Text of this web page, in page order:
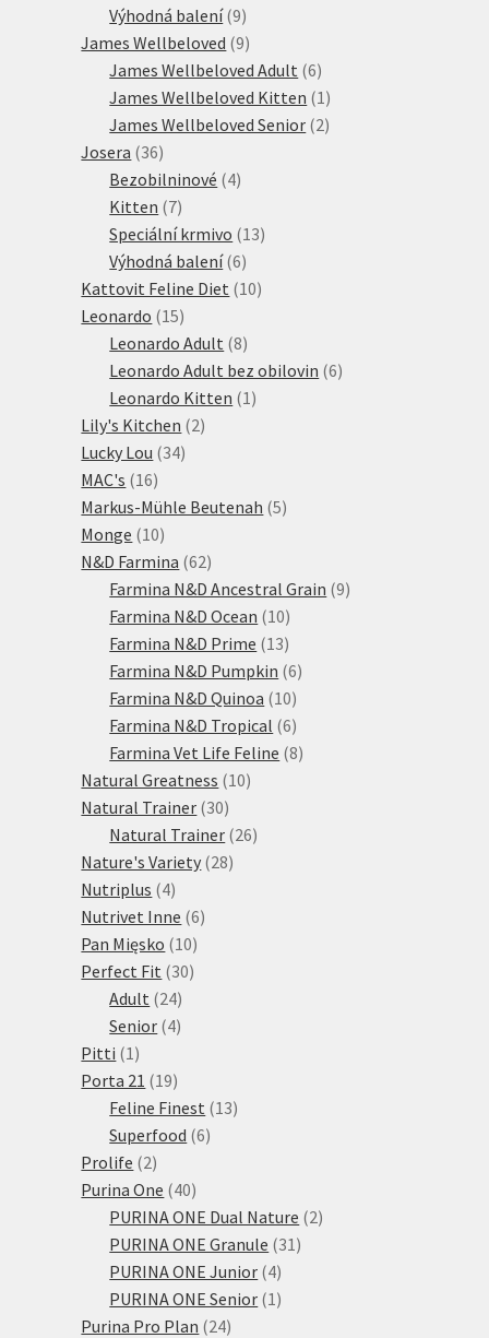
produktů
Výhodná balení 99
produktů
James Wellbeloved 99
produktů
James Wellbeloved Adult 66
produktů
James Wellbeloved Kitten 1 1
produkt
James Wellbeloved Senior 22
Josera 3636
produktů
Bezobilninové 44
Kitten 77
produktů
Speciální krmivo 1313
Výhodná balení 66
produktů
Kattovit Feline Diet 1010
Leonardo 1515
produktů
Leonardo Adult 88
produktů
Leonardo Adult bez obilovin 66
Leonardo Kitten 1 1
Lily's Kitchen 22
Lucky Lou 3434
MAC's 1616
produktů
Markus-Mühle Beutenah 55
Monge 1010
produktů
N&D Farmina 6262
produktů
Farmina N&D Ancestral Grain 99
Farmina N&D Ocean 1010
produktů
Farmina N&D Prime 1313
produktů
Farmina N&D Pumpkin 66
Farmina N&D Quinoa 1010
produktů
Farmina N&D Tropical 66
produktů
Farmina Vet Life Feline 88
Natural Greatness 1010
Natural Trainer 3030
produktů
Natural Trainer 2626
Nature's Variety 2828
Nutriplus 44
produkty
Nutrivet Inne 66
Pan Mięsko 1010
produktů
Perfect Fit 3030
Adult 2424
produktů
Senior 44
Pitti 1 1
produkt
Porta 21 1919
produktů
Feline Finest 1313
Superfood 66
Prolife 22
produkty
Purina One 4040
produktů
PURINA ONE Dual Nature 22
PURINA ONE Granule 31 31
PURINA ONE Junior 44
produkty
PURINA ONE Senior 1 1
Purina Pro Plan 2424